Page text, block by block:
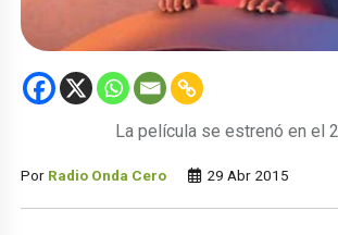
La película se estrenó en el
Por Radio Onda Cero 29 Abr 2015